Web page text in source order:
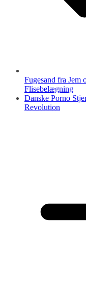
Fugesand fra
Flisebelægning
Danske Porno
Revolution